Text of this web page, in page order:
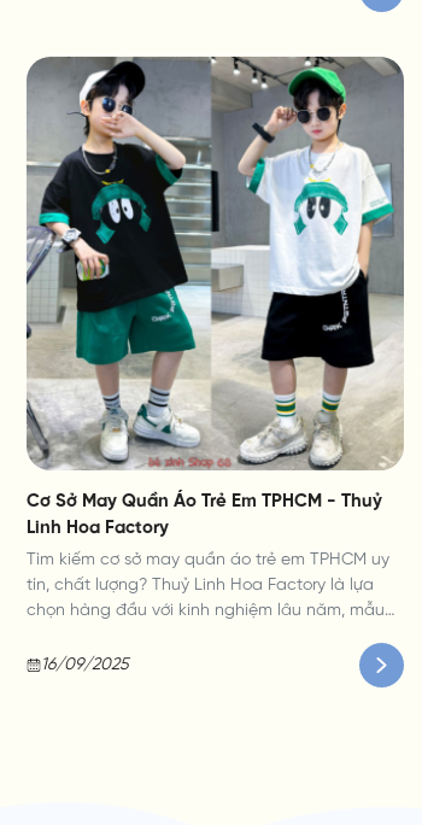
Cơ Sở May Quần Áo Trẻ Em TPHCM - Thuỷ
Linh Hoa Factory
Tìm kiếm cơ sở may quần áo trẻ em TPHCM uy
tín, chất lượng? Thuỷ Linh Hoa Factory là lựa
chọn hàng đầu với kinh nghiệm lâu năm, mẫu
tranh. Liên hệ ngay!
16/09/2025